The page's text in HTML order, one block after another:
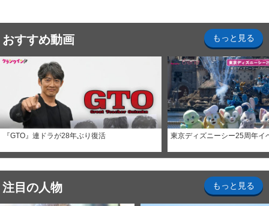
おすすめ動画 もっと見る
『GTO』連ドラが28年ぶり復活 東京ディズニーシー25周年イ
注目の人物 もっと見る